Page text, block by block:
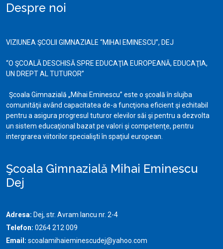
Despre noi
VIZIUNEA ŞCOLII GIMNAZIALE “MIHAI EMINESCU”, DEJ
“O ŞCOALĂ DESCHISĂ SPRE EDUCAŢIA EUROPEANĂ, EDUCAŢIA,
UN DREPT AL TUTUROR”
Şcoala Gimnazială „Mihai Eminescu” este o şcoală în slujba
comunităţii având capacitatea de-a funcţiona eficient şi echitabil
pentru a asigura progresul tuturor elevilor săi şi pentru a dezvolta
un sistem educaţional bazat pe valori şi competenţe, pentru
intergrarea viitorilor specialişti în spaţiul european.
Şcoala Gimnazială Mihai Eminescu
Dej
Adresa: Dej, str. Avram Iancu nr. 2-4
Telefon: 0264 212 009
Email: scoalamihaieminescudej@yahoo.com